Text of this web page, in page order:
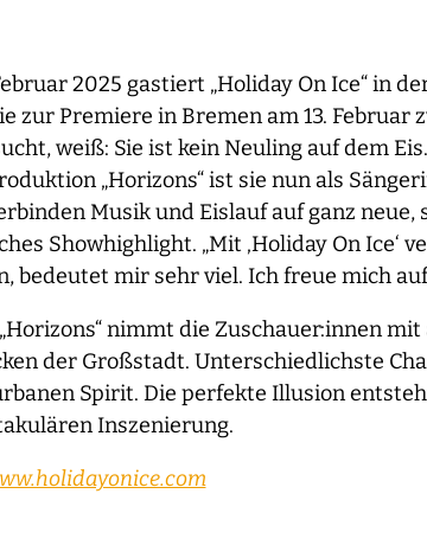
2025 gastiert „Holiday On Ice“
zur Premiere in Bremen am 13.
weiß: Sie ist kein Neuling auf dem
„Horizons“ ist sie nun als
Musik und Eislauf auf ganz
Showhighlight. „Mit ‚Holiday On
bedeutet mir sehr viel. Ich freue mich
nimmt die Zuschauer:innen
der Großstadt. Unterschiedlichste
Spirit. Die perfekte Illusion
Inszenierung.